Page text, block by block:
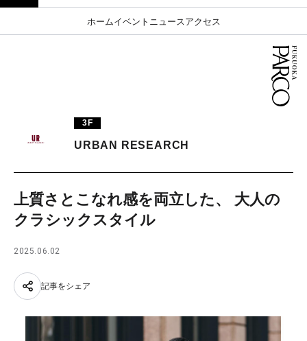
ホームイベント ニュース アクセス
TAX FREE
日本語
3F
URBAN RESEARCH
上質さとこなれ感を両立した、 大人の
クラシックスタイル
2025.06.02
記事をシェア